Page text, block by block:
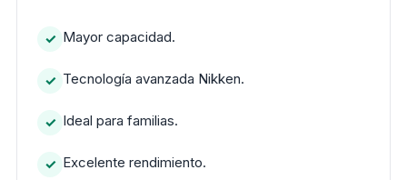
Mayor capacidad.
Tecnología avanzada Nikken.
Ideal para familias.
Excelente rendimiento.